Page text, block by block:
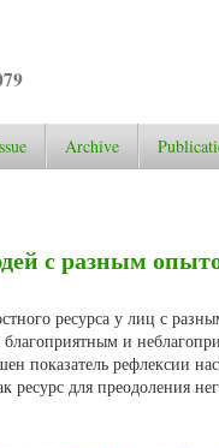
Archive
с разным
ресурса у лиц с
и
показатель рефлексии
ресурс для преодоления